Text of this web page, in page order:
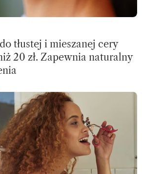
tłustej i mieszanej cery
20 zł. Zapewnia naturalny